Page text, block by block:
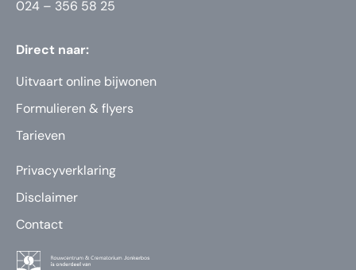
024 – 356 58 25
Direct naar:
Uitvaart online bijwonen
Formulieren & flyers
Tarieven
Privacyverklaring
Disclaimer
Contact